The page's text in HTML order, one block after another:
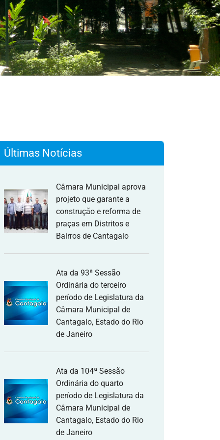
Últimas Notícias
Câmara Municipal aprova
projeto que garante a
construção e reforma de
praças em Distritos e
Bairros de Cantagalo
Ata da 93ª Sessão
Ordinária do terceiro
período de Legislatura da
Câmara Municipal de
Cantagalo, Estado do Rio
de Janeiro
Ata da 104ª Sessão
Ordinária do quarto
período de Legislatura da
Câmara Municipal de
Cantagalo, Estado do Rio
de Janeiro